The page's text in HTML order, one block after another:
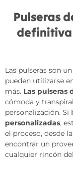
Pulseras
definitiva
Las pulseras son
pueden utilizarse
más. Las pulseras
cómoda y
personalización. Si
personalizadas,
el proceso, desde
encontrar un
cualquier rincón